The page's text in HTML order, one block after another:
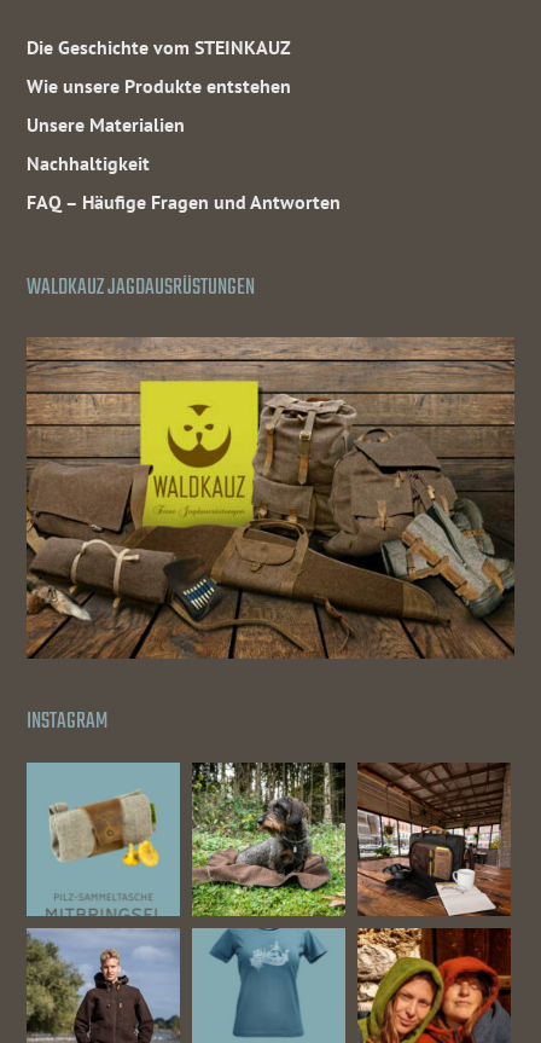
Die Geschichte vom STEINKAUZ
Wie unsere Produkte entstehen
Unsere Materialien
Nachhaltigkeit
FAQ – Häufige Fragen und Antworten
WALDKAUZ JAGDAUSRÜSTUNGEN
INSTAGRAM